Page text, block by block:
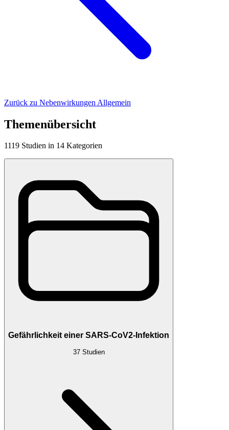
Zurück zu Nebenwirkungen Allgemein
Themenübersicht
1119 Studien in 14 Kategorien
Gefährlichkeit einer SARS-CoV2-Infektion
37 Studien